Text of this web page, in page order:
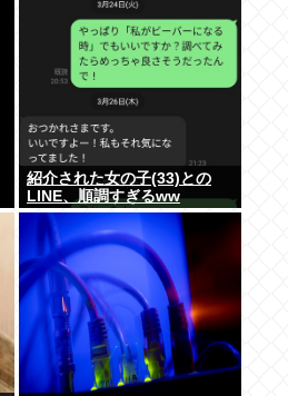
紹介された女の子(33)との
LINE、順調すぎるww